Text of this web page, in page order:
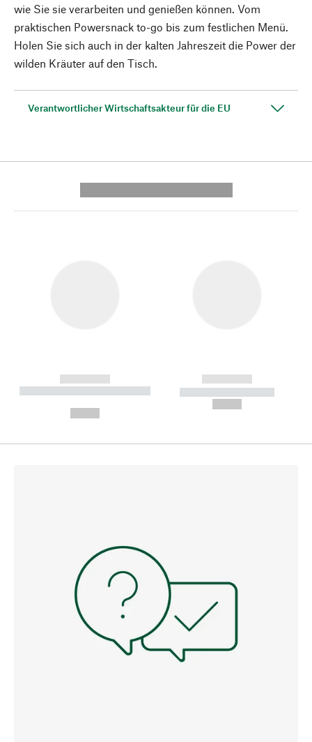
wie Sie sie verarbeiten und genießen können. Vom
praktischen Powersnack to-go bis zum festlichen Menü.
Holen Sie sich auch in der kalten Jahreszeit die Power der
wilden Kräuter auf den Tisch.
Verantwortlicher Wirtschaftsakteur für die EU
------------
----------- ----------- --------
------------
----------- -----------